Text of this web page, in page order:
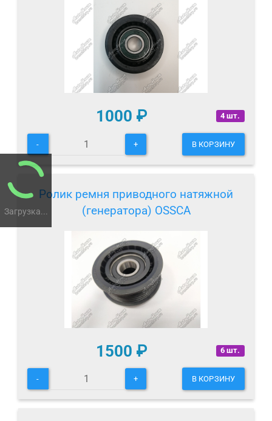
Загрузка...
4 шт.
1000 ₽
- + В КОРЗИНУ
Ролик ремня приводного натяжной
(генератора) OSSCA
6 шт.
1500 ₽
- + В КОРЗИНУ